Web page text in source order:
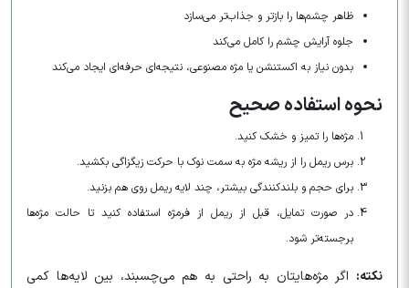
ظاهر چشم‌ها را بازتر و جذاب‌تر می‌سازد
جلوه آرایش چشم را کامل می‌کند
بدون نیاز به اکستنشن یا مژه مصنوعی، نتیجه‌ای حرفه‌ای ایجاد می‌کند
نحوه استفاده صحیح
مژه‌ها را تمیز و خشک کنید.
برس ریمل را از ریشه مژه به سمت نوک با حرکت زیگزاگی بکشید.
برای حجم و بلندکنندگی بیشتر، چند لایه ریمل روی هم بزنید.
در صورت تمایل، قبل از ریمل از فرمژه استفاده کنید تا حالت مژه‌ها
برجسته‌تر شود.
نکته: اگر مژه‌هایتان به راحتی به هم می‌چسبند، بین لایه‌ها کمی